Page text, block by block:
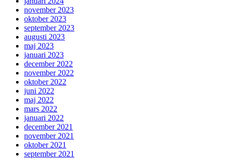
november 2023
oktober 2023
september 2023
augusti 2023
maj 2023
januari 2023
december 2022
november 2022
oktober 2022
juni 2022
maj 2022
mars 2022
januari 2022
december 2021
november 2021
oktober 2021
september 2021